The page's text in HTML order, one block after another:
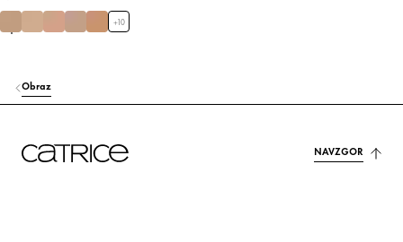
+10
Obraz
NAVZGOR